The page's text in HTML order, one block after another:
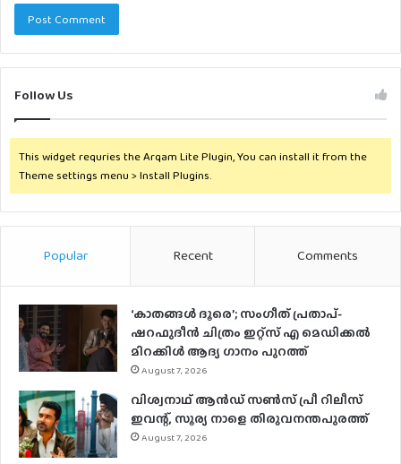
Follow Us
This widget requries the Arqam Lite Plugin, You can install it from the
Theme settings menu > Install Plugins.
Popular Recent Comments
‘കാതങ്ങൾ ദൂരെ’; സംഗീത് പ്രതാപ്-
ഷറഫുദീൻ ചിത്രം ഇറ്റ്സ് എ മെഡിക്കൽ
മിറക്കിൾ ആദ്യ ഗാനം പുറത്ത്
August 7, 2026
വിശ്വനാഥ് ആന്‍ഡ് സണ്‍സ് പ്രീ റിലീസ്
ഇവന്റ്, സൂര്യ നാളെ തിരുവനന്തപുരത്ത്
August 7, 2026